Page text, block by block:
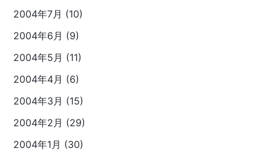
2004年7月 (10)
2004年6月 (9)
2004年5月 (11)
2004年4月 (6)
2004年3月 (15)
2004年2月 (29)
2004年1月 (30)